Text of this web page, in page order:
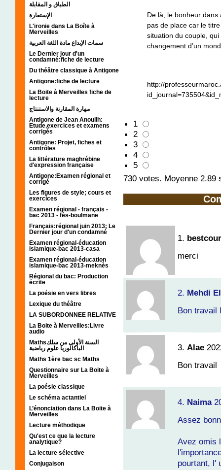
الطباق و المقابلة
الإستعارة
L'ironie dans La Boîte à
Merveilles
سمات الإبداع مادة اللغة العربية
Le Dernier jour d'un
condamné:fiche de lecture
Du théâtre classique à Antigone
Antigone:fiche de lecture
La Boite à Merveilles fiche de
lecture
مهارة المقارنة والاستنتاج
Antigone de Jean Anouilh:
Etude,exercices et examens
corrigés
Antigone: Projet, fiches et
contrôles
La littérature maghrébine
d'expression française
Antigone:Examen régional et
corrigé
Les figures de style; cours et
exercices
Examen régional - français -
bac 2013 - fès-boulmane
Français:régional juin 2013; Le
Dernier jour d'un condamné
Examen régional-éducation
islamique-bac 2013-casa
Examen régional-éducation
islamique-bac 2013-meknès
Régional du bac: Production
écrite
La poésie en vers libres
Lexique du théâtre
LA SUBORDONNEE RELATIVE
La Boite à Merveilles:Livre
audio
Mathsالسنة الأولى من سلك
الباكالوريا علوم رياضية
Maths 1ère bac sc Maths
Questionnaire sur La Boite à
Merveilles
La poésie classique
Le schéma actantiel
L’énonciation dans La Boite à
Merveilles
Lecture méthodique
Qu'est ce que la lecture
analytique?
La lecture sélective
Conjugaison
De là, le bonheur dans
pas de place car le
situation du couple,
changement d’un
http://
1
2
3
4
5
730 votes. Moyenne 2.89
1.
merci
2. Mehdi
Bon travail
3. Alae
Bon travail
4. Naima
Assez
Avez omis
pourtant, l'